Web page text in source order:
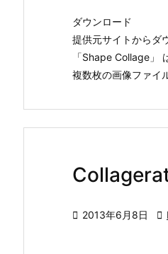
ダウンロード
提供元サイトからダ
「Shape Collage」
複数枚の画像ファイ
 2013年6月8日 